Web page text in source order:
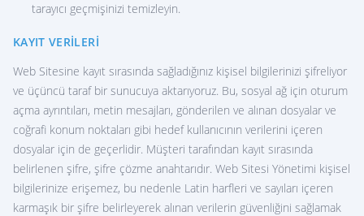
tarayıcı geçmişinizi temizleyin.
KAYIT VERILERI
Web Sitesine kayıt sırasında sağladığınız kişisel bilgilerinizi şifreliyor
ve üçüncü taraf bir sunucuya aktarıyoruz. Bu, sosyal ağ için oturum
açma ayrıntıları, metin mesajları, gönderilen ve alınan dosyalar ve
coğrafi konum noktaları gibi hedef kullanıcının verilerini içeren
dosyalar için de geçerlidir. Müşteri tarafından kayıt sırasında
belirlenen şifre, şifre çözme anahtarıdır. Web Sitesi Yönetimi kişisel
bilgilerinize erişemez, bu nedenle Latin harfleri ve sayıları içeren
karmaşık bir şifre belirleyerek alınan verilerin güvenliğini sağlamak